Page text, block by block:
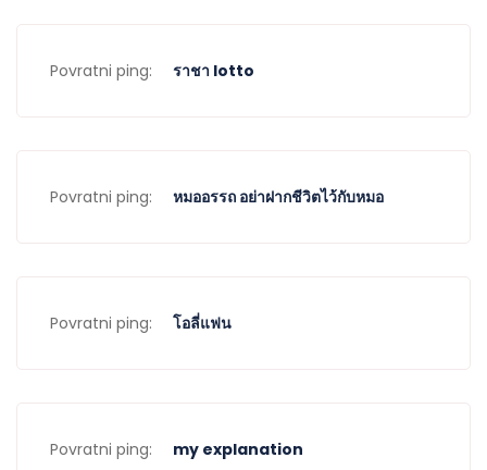
Povratni ping: ราชา lotto
Povratni ping: หมออรรถ อย่าฝากชีวิตไว้กับหมอ
Povratni ping: โอลี่แฟน
Povratni ping: my explanation